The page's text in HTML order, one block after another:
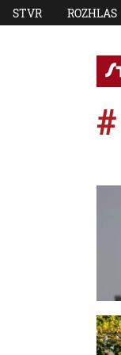
STVR ROZHLAS